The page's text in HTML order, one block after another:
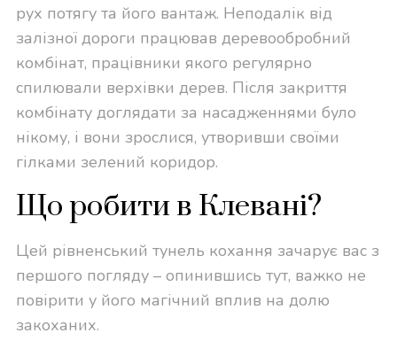
рух потягу та його вантаж. Неподалік від
залізної дороги працював деревообробний
комбінат, працівники якого регулярно
спилювали верхівки дерев. Після закриття
комбінату доглядати за насадженнями було
нікому, і вони зрослися, утворивши своїми
гілками зелений коридор.
Що робити в Клевані?
Цей рівненський тунель кохання зачарує вас з
першого погляду – опинившись тут, важко не
повірити у його магічний вплив на долю
закоханих.